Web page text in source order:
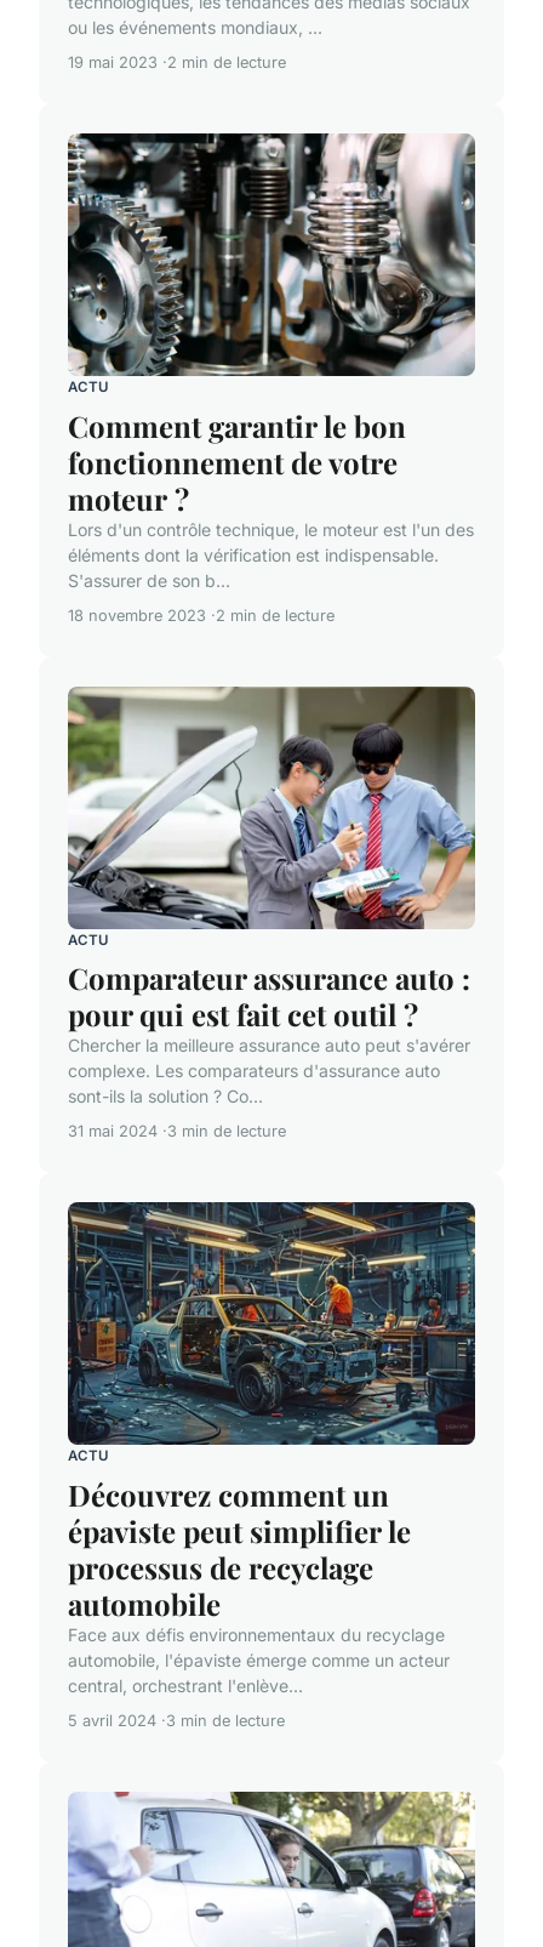
ou les événements mondiaux, ...
19 mai 2023 2 min de lecture
ACTU
Comment garantir le bon
fonctionnement de votre
moteur ?
Lors d'un contrôle technique, le moteur est l'un des
éléments dont la vérification est indispensable.
S'assurer de son b...
18 novembre 2023 2 min de lecture
ACTU
Comparateur assurance auto :
pour qui est fait cet outil ?
Chercher la meilleure assurance auto peut s'avérer
complexe. Les comparateurs d'assurance auto
sont-ils la solution ? Co...
31 mai 2024 3 min de lecture
ACTU
Découvrez comment un
épaviste peut simplifier le
processus de recyclage
automobile
Face aux défis environnementaux du recyclage
automobile, l'épaviste émerge comme un acteur
central, orchestrant l'enlève...
5 avril 2024 3 min de lecture